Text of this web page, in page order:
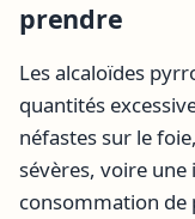
prendre
Les alcaloïdes
quantités
néfastes sur le
sévères, voire une
consommation